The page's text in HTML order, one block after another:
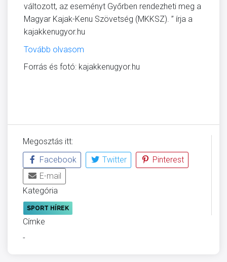
változott, az eseményt Győrben rendezheti meg a
Magyar Kajak-Kenu Szövetség (MKKSZ). ” írja a
kajakkenugyor.hu
Tovább olvasom
Forrás és fotó: kajakkenugyor.hu
Megosztás itt:
Facebook
Twitter
Pinterest
E-mail
Kategória
SPORT HÍREK
Címke
-